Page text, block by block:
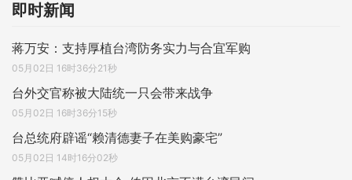
即时新闻
蒋万安：支持厚植台湾防务实力与合宜军购
05月02日 16时36分21秒
台外交官称被大陆统一只会带来战争
05月02日 16时36分15秒
台总统府辟谣“赖清德妻子在美购豪宅”
05月02日 14时16分02秒